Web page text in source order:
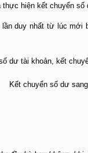
hiện kết chuyển
duy nhất từ lúc
dư tài khoản, kết